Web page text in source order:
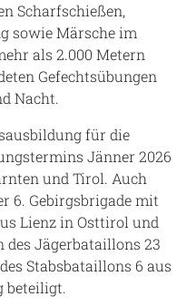
Scharfschießen,
sowie Märsche im
als 2.000 Metern
Gefechtsübungen
Nacht.
für die
Jänner 2026
und Tirol. Auch
6. Gebirgsbrigade mit
Lienz in Osttirol und
des Jägerbataillons 23
Stabsbataillons 6 aus
beteiligt.